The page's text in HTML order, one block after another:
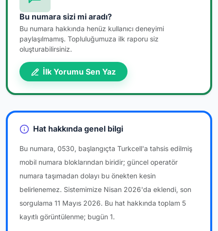
Bu numara sizi mi aradı?
Bu numara hakkında henüz kullanıcı deneyimi
paylaşılmamış. Topluluğumuza ilk raporu siz
oluşturabilirsiniz.
İlk Yorumu Sen Yaz
Hat hakkında genel bilgi
Bu numara, 0530, başlangıçta Turkcell'a tahsis edilmiş
mobil numara bloklarından biridir; güncel operatör
numara taşımadan dolayı bu önekten kesin
belirlenemez. Sistemimize Nisan 2026'da eklendi, son
sorgulama 11 Mayıs 2026. Bu hat hakkında toplam 5
kayıtlı görüntülenme; bugün 1.